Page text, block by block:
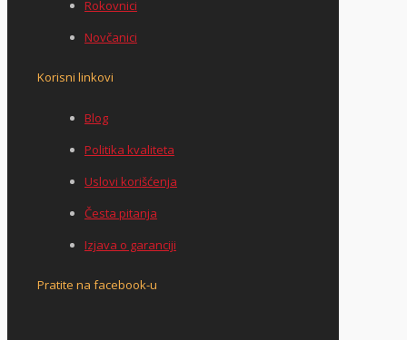
Rokovnici
Novčanici
Korisni linkovi
Blog
Politika kvaliteta
Uslovi korišćenja
Česta pitanja
Izjava o garanciji
Pratite na facebook-u